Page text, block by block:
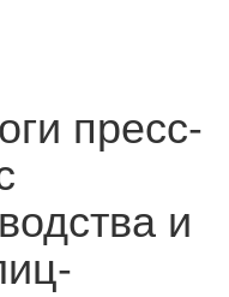
пресс-
и